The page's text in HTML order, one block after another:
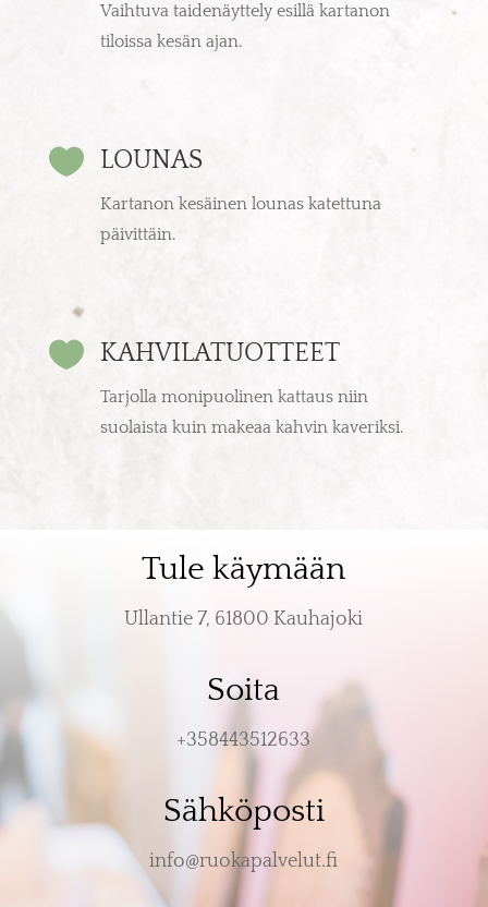
Vaihtuva taidenäyttely esillä kartanon
tiloissa kesän ajan.
 LOUNAS
Kartanon kesäinen lounas katettuna
päivittäin.
 KAHVILATUOTTEET
Tarjolla monipuolinen kattaus niin
suolaista kuin makeaa kahvin kaveriksi.
Tule käymään
Ullantie 7, 61800 Kauhajoki
Soita
+358443512633
Sähköposti
info@ruokapalvelut.fi